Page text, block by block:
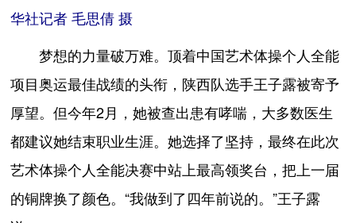
华社记者 毛思倩 摄
梦想的力量破万难。顶着中国艺术体操个人全能
项目奥运最佳战绩的头衔，陕西队选手王子露被寄予
厚望。但今年2月，她被查出患有哮喘，大多数医生
都建议她结束职业生涯。她选择了坚持，最终在此次
艺术体操个人全能决赛中站上最高领奖台，把上一届
的铜牌换了颜色。“我做到了四年前说的。”王子露